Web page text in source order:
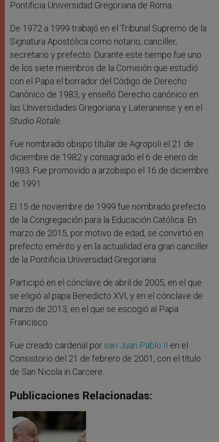
Pontificia Universidad Gregoriana de Roma.
De 1972 a 1999 trabajó en el Tribunal Supremo de la
Signatura Apostólica como notario, canciller,
secretario y prefecto. Durante este tiempo fue uno
de los siete miembros de la Comisión que estudió
con el Papa el borrador del Código de Derecho
Canónico de 1983, y enseñó Derecho canónico en
las Universidades Gregoriana y Lateranense y en el
Studio Rotale
Fue nombrado obispo titular de Agropoli el 21 de
diciembre de 1982 y consagrado el 6 de enero de
1983. Fue promovido a arzobispo el 16 de diciembre
de 1991.
El 15 de noviembre de 1999 fue nombrado prefecto
de la Congregación para la Educación Católica. En
marzo de 2015, por motivo de edad, se convirtió en
prefecto emérito y en la actualidad era gran canciller
de la Pontificia Universidad Gregoriana.
Participó en el cónclave de abril de 2005, en el que
se eligió al papa Benedicto XVI, y en el cónclave de
marzo de 2013, en el que se escogió al Papa
Francisco.
Fue creado cardenal porsan Juan Pablo II en el
Consistorio del 21 de febrero de 2001, con el título
de San Nicola in Carcere.
Publicaciones Relacionadas: